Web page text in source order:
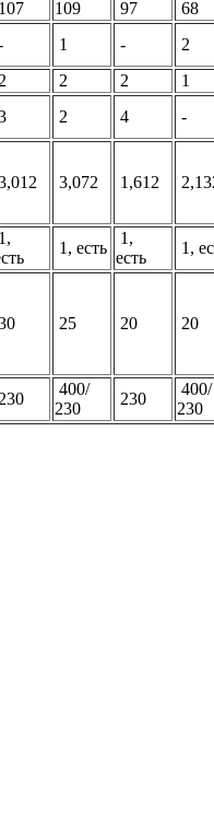
107 109 97
68
1 -
2
2 2 2
1
2 4
-
3,072 1,612
1,
1, есть
1,
есть
1,
25 20 20
230
400/
230
230
400/
230